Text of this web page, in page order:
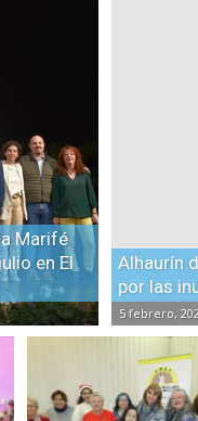
Marifé
en El
Alhaurín
por las
5 febrero,